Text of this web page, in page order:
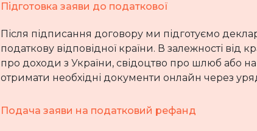
Підготовка заяви до податкової
Після підписання договору ми підготуємо
податкову відповідної країни. В залежності від
про доходи з України, свідоцтво про шлюб або
отримати необхідні документи онлайн через
Подача заяви на податковий рефанд